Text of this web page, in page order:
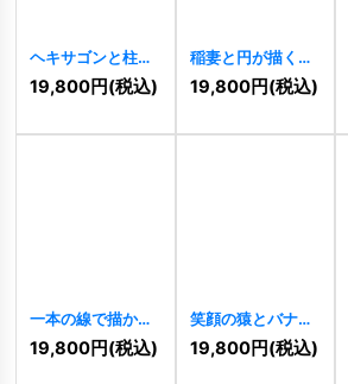
ヘキサゴンと柱が
調和する信頼の建
築ロゴ [ 11475]
19,800円(税込)
稲妻と円が描くエ
ネルギッシュなロ
ゴ [ 11476 ]
19,800円(税込)
一本の線で描かれ
た優雅な王冠のロ
ゴ [ 11474 ]
19,800円(税込)
笑顔の猿とバナナ
ロゴ[11471]
19,800円(税込)